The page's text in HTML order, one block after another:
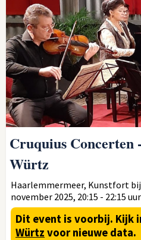
Cruquius
Würtz
Haarlemmermeer, Kunstfort
november 2025, 20:15 - 22:15 uur
Dit event is voorbij. Kijk
Würtz voor nieuwe data.